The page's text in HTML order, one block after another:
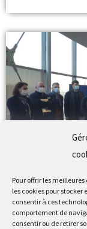
Pour offrir les
les cookies pour
consentir à ces
comportement de
consentir ou de retirer
Pas moins de
sont lancés